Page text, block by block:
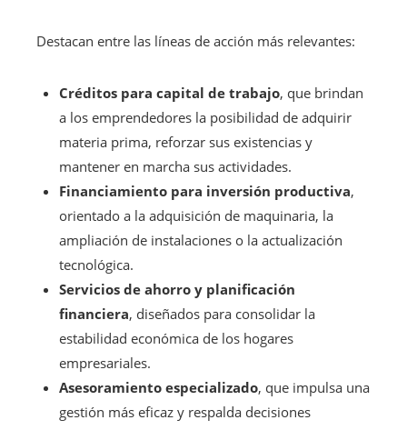
Destacan entre las líneas de acción más relevantes:
Créditos para capital de trabajo, que brindan
a los emprendedores la posibilidad de adquirir
materia prima, reforzar sus existencias y
mantener en marcha sus actividades.
Financiamiento para inversión productiva,
orientado a la adquisición de maquinaria, la
ampliación de instalaciones o la actualización
tecnológica.
Servicios de ahorro y planificación
financiera, diseñados para consolidar la
estabilidad económica de los hogares
empresariales.
Asesoramiento especializado, que impulsa una
gestión más eficaz y respalda decisiones